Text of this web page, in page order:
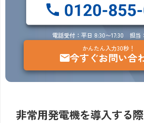
電話受付：平日 8:30〜17:30 担当
かんたん入力30秒！
今すぐお問い合
非常用発電機を導入する